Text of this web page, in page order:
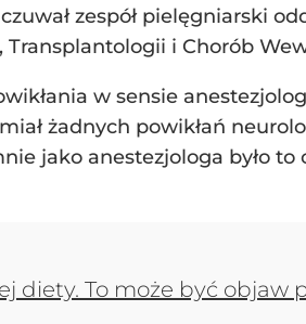
zespół pielęgniarski
i Chorób
w sensie
żadnych powikłań
jako anestezjologa było
diety. To może być objaw